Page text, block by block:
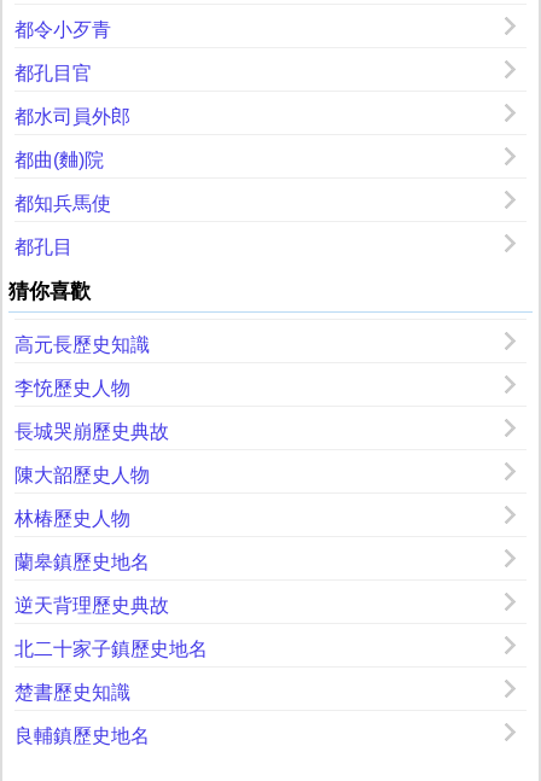
都令小歹青
都孔目官
都水司員外郎
都曲(麯)院
都知兵馬使
都孔目
猜你喜歡
高元長歷史知識
李㤝歷史人物
長城哭崩歷史典故
陳大韶歷史人物
林椿歷史人物
蘭皋鎮歷史地名
逆天背理歷史典故
北二十家子鎮歷史地名
楚書歷史知識
良輔鎮歷史地名